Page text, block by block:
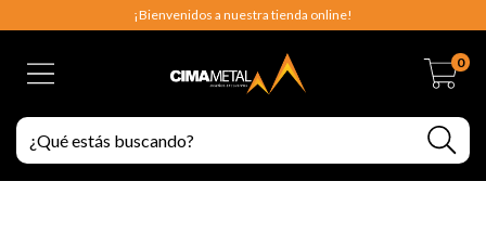
¡Bienvenidos a nuestra tienda online!
0